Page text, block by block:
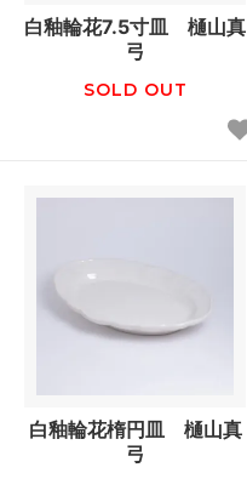
白釉輪花7.5寸皿 樋山真
弓
SOLD OUT
白釉輪花楕円皿 樋山真
弓